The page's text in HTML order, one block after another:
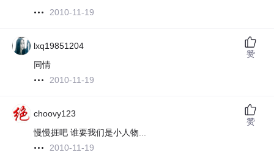
2010-11-19
lxq19851204
同情
2010-11-19
赞
choovy123
慢慢捱吧 谁要我们是小人物...
2010-11-19
赞